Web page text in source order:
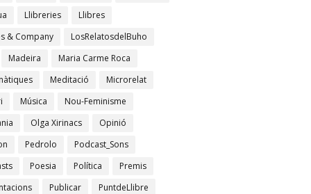
Llibreries
Llibres
& Company
LosRelatosdelBuho
Madeira
Maria Carme Roca
Meditació
Microrelat
Música
Nou-Feminisme
Olga Xirinacs
Opinió
Pedrolo
Podcast_Sons
Poesia Política
Premis
Publicar
PuntdeLlibre